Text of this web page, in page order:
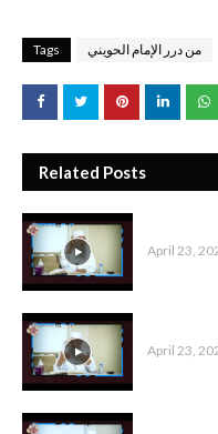
Tags من درر الإمام الحويني
Related Posts
April 23,
April 23,